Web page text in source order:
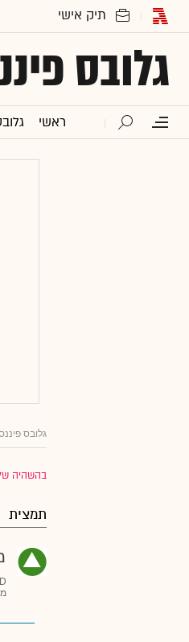
גלובס
ראשי
גלובס
בהשהיה של 15
תמצית